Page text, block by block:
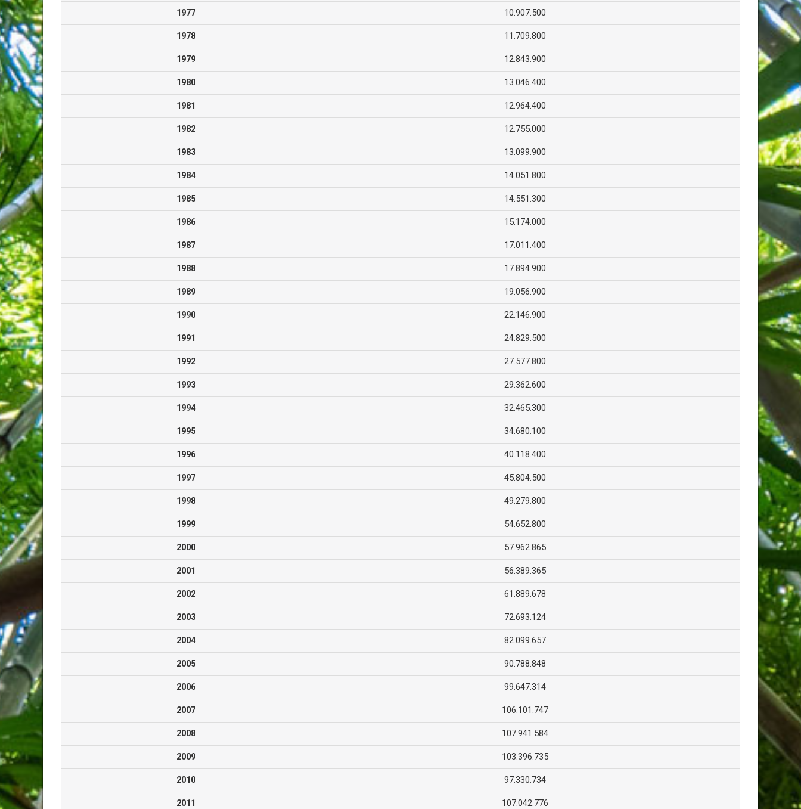
1977 10.907.500
1978 11.709.800
1979 12.843.900
1980 13.046.400
1981 12.964.400
1982 12.755.000
1983 13.099.900
1984 14.051.800
1985 14.551.300
1986 15.174.000
1987 17.011.400
1988 17.894.900
1989 19.056.900
1990 22.146.900
1991 24.829.500
1992 27.577.800
1993 29.362.600
1994 32.465.300
1995 34.680.100
1996 40.118.400
1997 45.804.500
1998 49.279.800
1999 54.652.800
2000 57.962.865
2001 56.389.365
2002 61.889.678
2003 72.693.124
2004 82.099.657
2005 90.788.848
2006 99.647.314
2007 106.101.747
2008 107.941.584
2009 103.396.735
2010 97.330.734
2011 107.042.776